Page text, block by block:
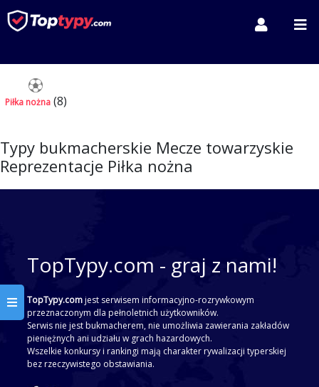
Piłka nożna(8)
Typy bukmacherskie Mecze towarzyskie
Reprezentacje Piłka nożna
TopTypy.com - graj z nami!
TopTypy.comjest serwisem informacyjno-rozrywkowym
przeznaczonym dla pełnoletnich użytkowników.
Serwis nie jest bukmacherem, nie umożliwia zawierania zakładów
pieniężnych ani udziału w grach hazardowych.
Wszelkie konkursy i rankingi mają charakter rywalizacji typerskiej
bez rzeczywistego obstawiania.